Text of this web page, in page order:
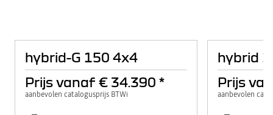
hybrid-G 150 4x4
Prijs vanaf € 34.390 *
aanbevolen catalogusprijs BTWi
hybrid
Prijs
aanbevolen